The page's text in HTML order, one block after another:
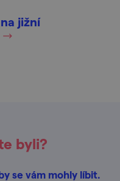
jižní
byli?
se vám mohly líbit.